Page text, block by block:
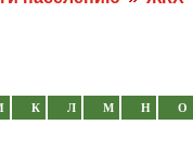
К Л М Н О